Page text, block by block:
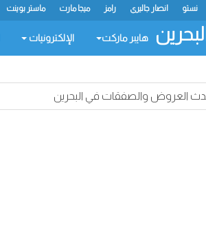
ماستر بوينت ميجا مارت رامز انصار جاليري نستو
هايبر ماركت الإلكترونيات
العروض والصفقات في البحرين